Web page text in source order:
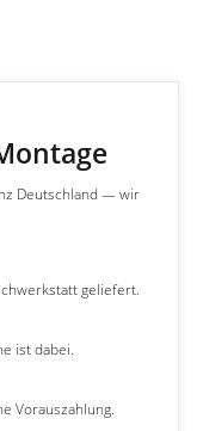
Deutschland — wir
geliefert.
ist dabei.
Vorauszahlung.